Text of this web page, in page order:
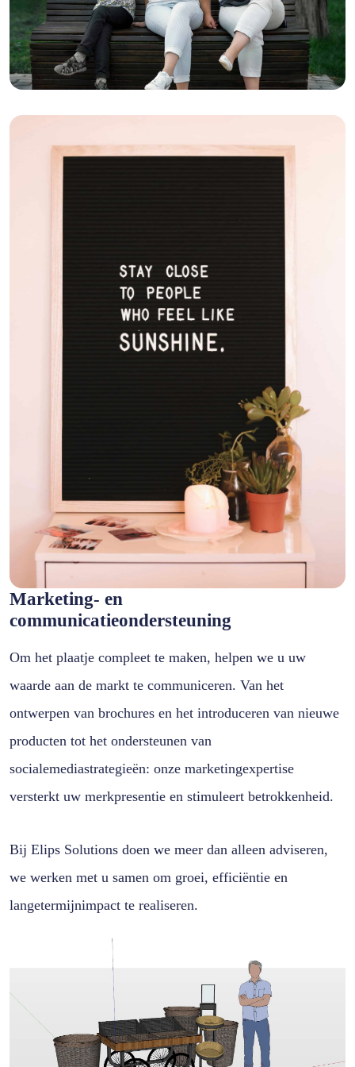
Marketing- en
communicatieondersteuning
Om het plaatje compleet te maken, helpen we u uw
waarde aan de markt te communiceren. Van het
ontwerpen van brochures en het introduceren van nieuwe
producten tot het ondersteunen van
socialemediastrategieën: onze marketingexpertise
versterkt uw merkpresentie en stimuleert betrokkenheid.
Bij Elips Solutions doen we meer dan alleen adviseren,
we werken met u samen om groei, efficiëntie en
langetermijnimpact te realiseren.